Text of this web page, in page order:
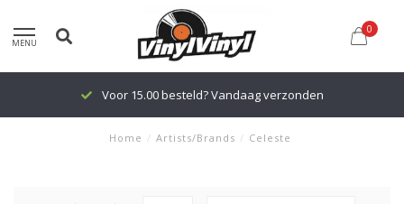
MENU
0
Voor 15.00 besteld? Vandaag verzonden
Home / Artists/Brands / Celeste